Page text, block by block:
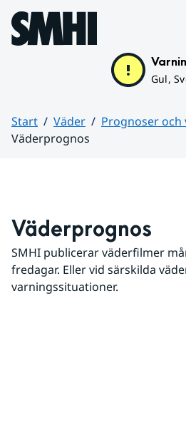
Hoppa till sidans innehåll
Gul,
Start Väder
Prognoser
Väderprognos
Väderprognos
SMHI publicerar väderfilmer
fredagar. Eller vid särskilda
varningssituationer.